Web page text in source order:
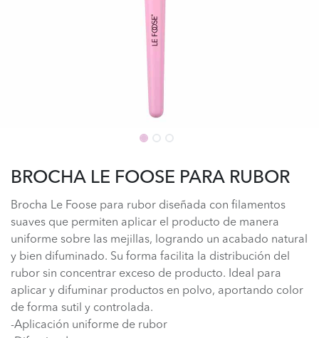
BROCHA LE FOOSE PARA RUBOR
Brocha Le Foose para rubor diseñada con filamentos
suaves que permiten aplicar el producto de manera
uniforme sobre las mejillas, logrando un acabado natural
y bien difuminado. Su forma facilita la distribución del
rubor sin concentrar exceso de producto. Ideal para
aplicar y difuminar productos en polvo, aportando color
de forma sutil y controlada.
-Aplicación uniforme de rubor